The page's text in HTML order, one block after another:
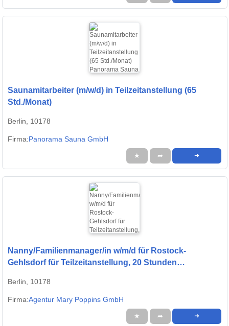
Saunamitarbeiter (m/w/d) in Teilzeitanstellung (65
Std./Monat)
Berlin, 10178
Firma:Panorama Sauna GmbH
★ ➦ ➜
Nanny/Familienmanager/in w/m/d für Rostock-
Gehlsdorf für Teilzeitanstellung, 20 Stunden
Berlin, 10178
Firma:Agentur Mary Poppins GmbH
★ ➦ ➜